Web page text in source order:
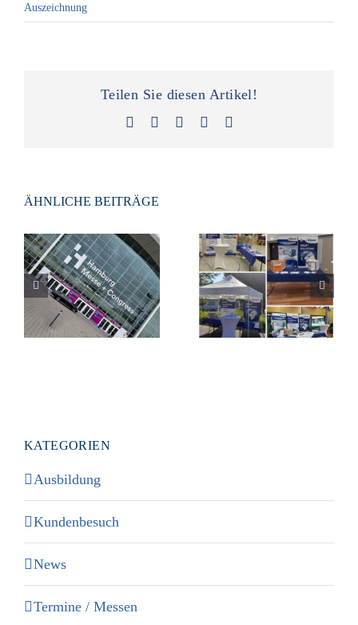
Auszeichnung
Teilen Sie diesen Artikel!
Facebook LinkedIn
Xing
ÄHNLICHE BEITRÄGE
Aircraft Interiors
Expo 2024 in
Hamburg
Die Dokasch
GmbH auf der
Jobmesse in
Montabaur
KATEGORIEN
Ausbildung
Kundenbesuch
News
Termine / Messen